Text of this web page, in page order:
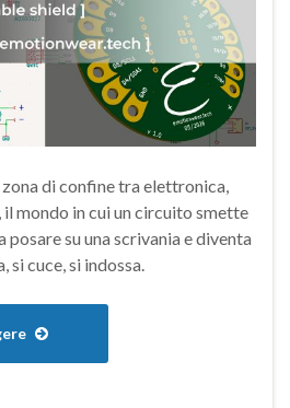
di confine tra elettronica,
mondo in cui un circuito smette
posare su una scrivania e diventa
si cuce, si indossa.